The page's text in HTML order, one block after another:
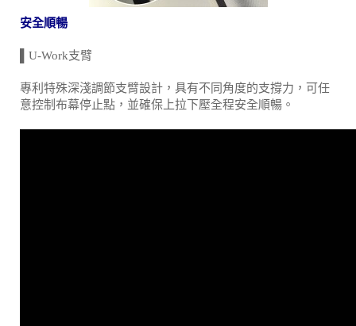
安全順暢
▌U-Work支臂
專利特殊深淺調節支臂設計，具有不同角度的支撐力，可任
意控制布幕停止點，並確保上拉下壓全程安全順暢。